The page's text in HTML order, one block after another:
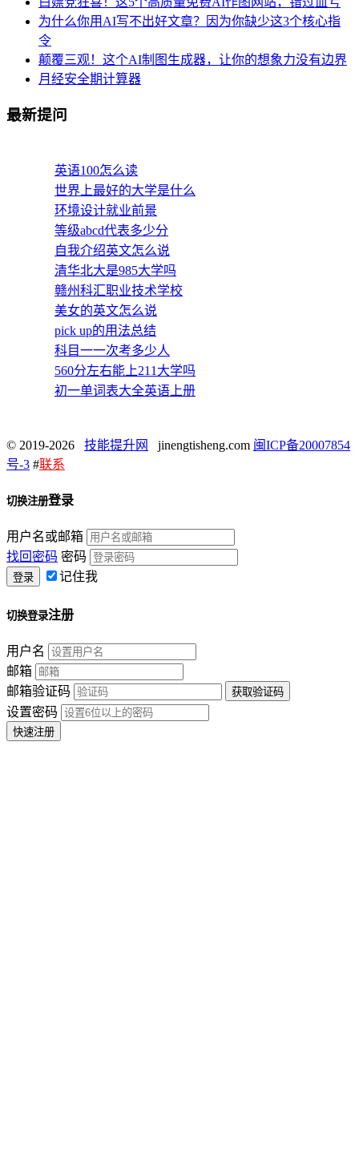
为什么你用AI写不出好文章？因为你缺少这3个核心指
令
颠覆三观！这个AI制图生成器，让你的想象力没有边界
月经安全期计算器
最新提问
英语100怎么读
世界上最好的大学是什么
环境设计就业前景
等级abcd代表多少分
自我介绍英文怎么说
清华北大是985大学吗
赣州科汇职业技术学校
美女的英文怎么说
pick up的用法总结
科目一一次考多少人
560分左右能上211大学吗
初一单词表大全英语上册
© 2019-2026 技能提升网 jinengtisheng.com 闽ICP备20007854
号-3 #联系
切换注册登录
用户名或邮箱
找回密码 密码
记住我
切换登录注册
用户名
邮箱
邮箱验证码
设置密码